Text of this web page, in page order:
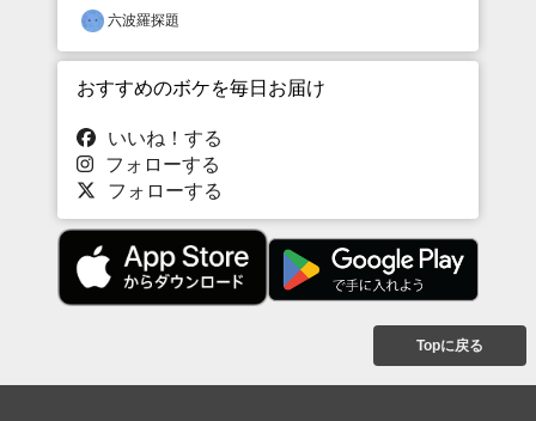
六波羅探題
おすすめのボケを毎日お届け
いいね！する
フォローする
フォローする
Topに戻る